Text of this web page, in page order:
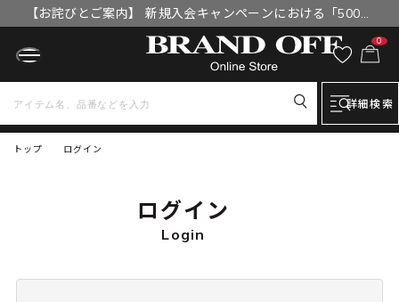
【お詫びとご案内】 新規入会キャンペーンにおける「500円
OFFクーポン」付与漏れと補填について
0
詳細検索
トップ ログイン
ログイン
Login